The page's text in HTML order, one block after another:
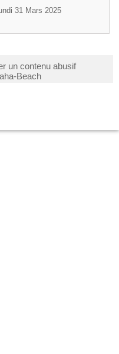
31 Mars 2025
un contenu abusif
Beach